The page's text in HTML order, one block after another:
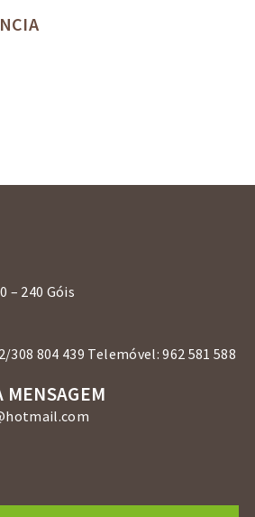
– 240 Góis
308 804 439 Telemóvel: 962 581 588
MENSAGEM